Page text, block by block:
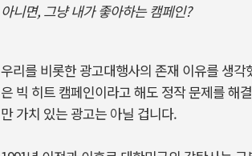
아니면, 그냥 내가 좋아하는 캠페인?
우리를 비롯한 광고대행사의 존재 이유를 생
은 빅 히트 캠페인이라고 해도 정작 문제를 해
만 가치 있는 광고는 아닐 겁니다.